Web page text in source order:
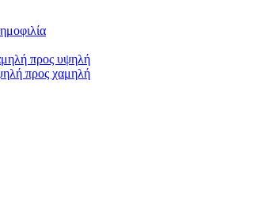
προς υψηλή
προς χαμηλή